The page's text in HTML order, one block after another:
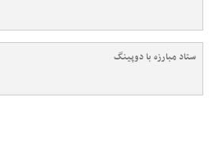
ستاد مبارزه با دوپینگ